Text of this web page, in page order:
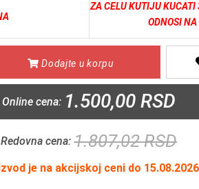
ZA CELU KUTIJU
ODNOSI
Dodajte u korpu
Online cena: 1.500,00 RSD
Redovna cena:1.807,02 RSD
je na akcijskoj ceni do 15.08.2026